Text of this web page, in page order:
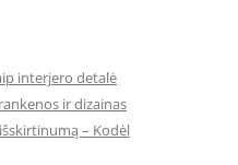
interjero detalė
ir dizainas
– Kodėl